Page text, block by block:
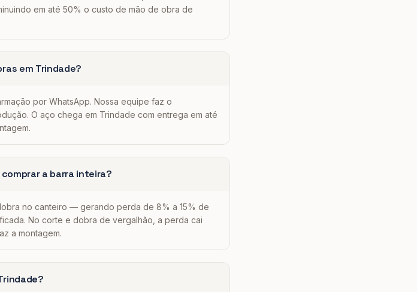
em até 50% o custo de mão de obra de
em Trindade?
por WhatsApp. Nossa equipe faz o
O aço chega em Trindade com entrega em até
a barra inteira?
no canteiro — gerando perda de 8% a 15% de
No corte e dobra de vergalhão, a perda cai
a montagem.